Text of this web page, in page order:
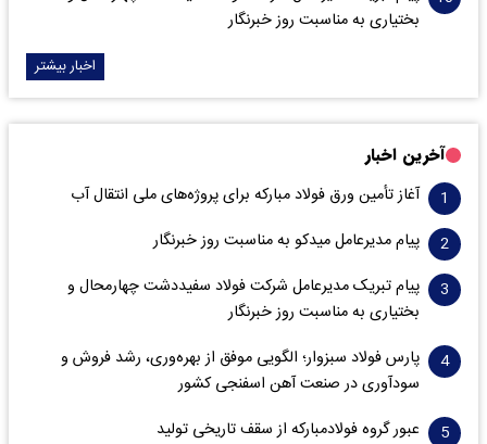
بختیاری به مناسبت روز خبرنگار
اخبار بیشتر
آخرین اخبار
آغاز تأمین ورق فولاد مبارکه برای پروژه‌های ملی انتقال آب
پیام مدیرعامل میدکو به مناسبت روز خبرنگار
پیام تبریک مدیرعامل شرکت فولاد سفیددشت چهارمحال و
بختیاری به مناسبت روز خبرنگار
پارس فولاد سبزوار؛ الگویی موفق از بهره‌وری، رشد فروش و
سود‌آوری در صنعت آهن اسفنجی کشور
عبور گروه فولادمبارکه از سقف تاریخی تولید